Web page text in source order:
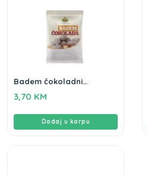
Badem čokoladni
3,70 KM
Dodaj u korpu